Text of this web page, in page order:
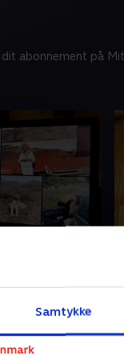
Samtykke
abonnement på Mit
Ulla?
forlader
hjem i
familie
er